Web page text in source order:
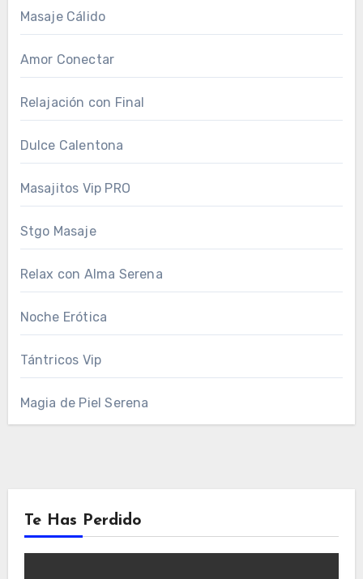
Masaje Cálido
Amor Conectar
Relajación con Final
Dulce Calentona
Masajitos Vip PRO
Stgo Masaje
Relax con Alma Serena
Noche Erótica
Tántricos Vip
Magia de Piel Serena
Te Has Perdido